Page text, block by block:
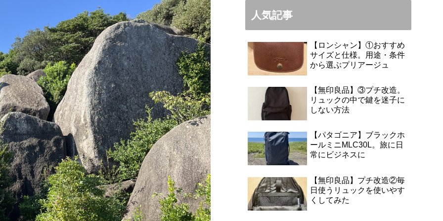
人気記事
【ロンシャン】①おすすめ
サイズと仕様。用途・条件
から選ぶプリアージュ
【無印良品】③プチ改造。
リュックの中で鍵を迷子に
しない方法
【パタゴニア】ブラックホ
ールミニMLC30L。旅に日
常にビジネスに
【無印良品】プチ改造②毎
日使うリュックを使いやす
くしてみた